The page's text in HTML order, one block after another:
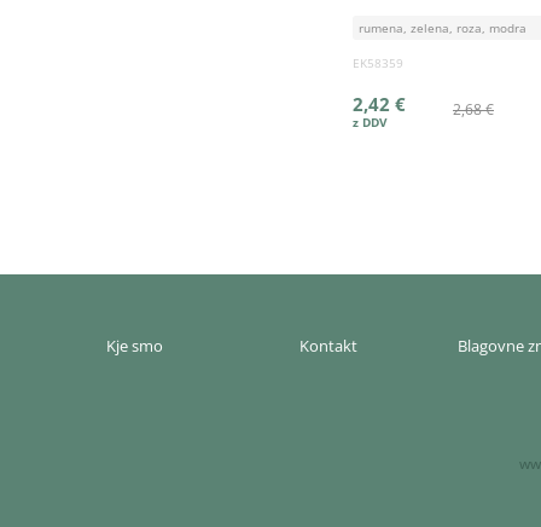
rumena, zelena, roza, modra
EK58359
2,68 €
2,42 €
Kje smo Kontakt Blagovne